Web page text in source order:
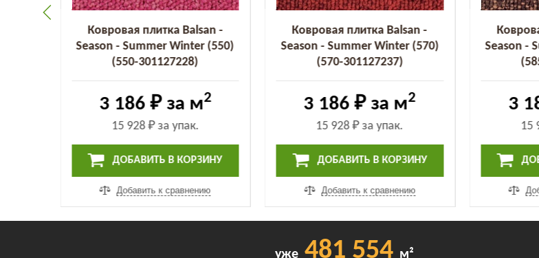
Ковровая плитка Balsan -
Season - Summer Winter (550)
(550-301127228)
3 186 ₽за м2
15 928 ₽за упак.
ДОБАВИТЬ В КОРЗИНУ
Добавить к сравнению
Ковровая плитка Balsan -
Season - Summer Winter (570)
(570-301127237)
3 186 ₽за м2
15 928 ₽за упак.
ДОБАВИТЬ В КОРЗИНУ
Добавить к сравнению
Season -
3
15
уже481 554 м²